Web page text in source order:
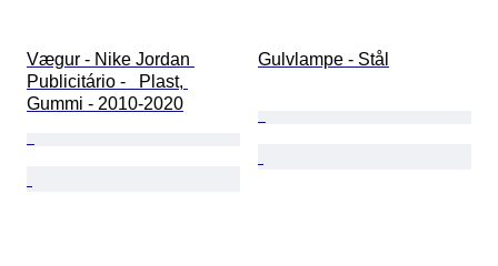
Vægur - Nike Jordan
Publicitário -   Plast,
Gummi - 2010-2020
Gulvlampe - Stål